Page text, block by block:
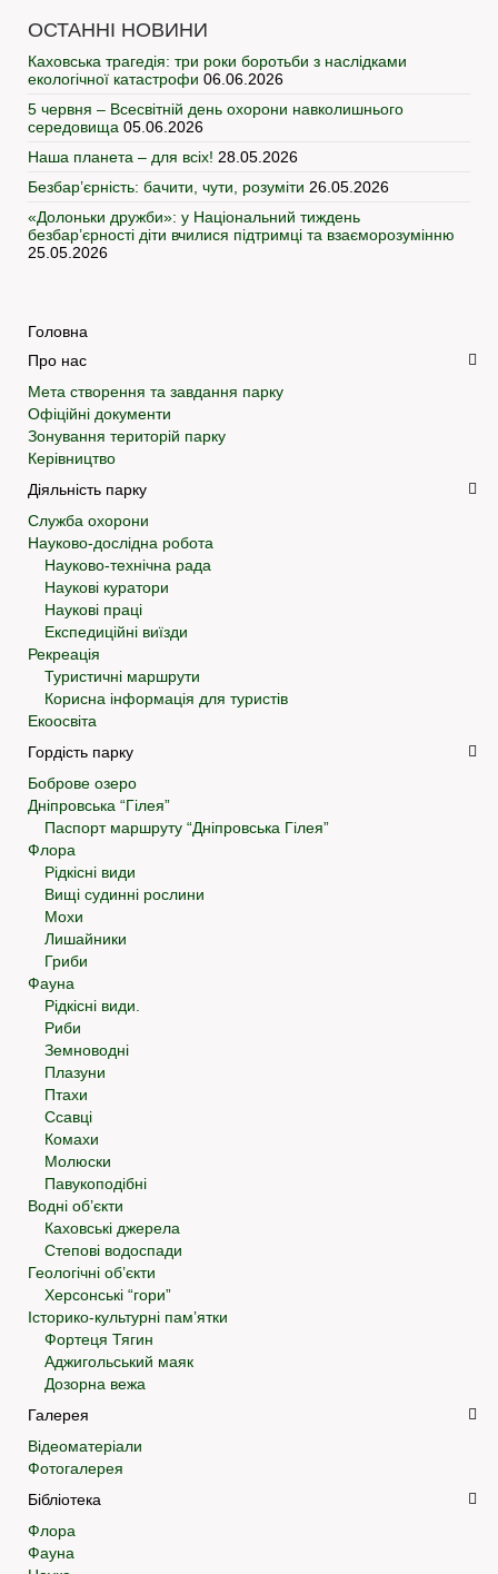
ОСТАННІ НОВИНИ
Каховська трагедія: три роки боротьби з наслідками
екологічної катастрофи 06.06.2026
5 червня – Всесвітній день охорони навколишнього
середовища 05.06.2026
Наша планета – для всіх! 28.05.2026
Безбар’єрність: бачити, чути, розуміти 26.05.2026
«Долоньки дружби»: у Національний тиждень
безбар’єрності діти вчилися підтримці та взаєморозумінню
25.05.2026
Головна
Про нас
Мета створення та завдання парку
Офіційні документи
Зонування територій парку
Керівництво
Діяльність парку
Служба охорони
Науково-дослідна робота
Науково-технічна рада
Наукові куратори
Наукові праці
Експедиційні виїзди
Рекреація
Туристичні маршрути
Корисна інформація для туристів
Екоосвіта
Гордість парку
Боброве озеро
Дніпровська “Гілея”
Паспорт маршруту “Дніпровська Гілея”
Флора
Рідкісні види
Вищі судинні рослини
Мохи
Лишайники
Гриби
Фауна
Рідкісні види.
Риби
Земноводні
Плазуни
Птахи
Ссавці
Комахи
Молюски
Павукоподібні
Водні об’єкти
Каховські джерела
Степові водоспади
Геологічні об’єкти
Херсонські “гори”
Історико-культурні пам’ятки
Фортеця Тягин
Аджигольський маяк
Дозорна вежа
Галерея
Відеоматеріали
Фотогалерея
Бібліотека
Флора
Фауна